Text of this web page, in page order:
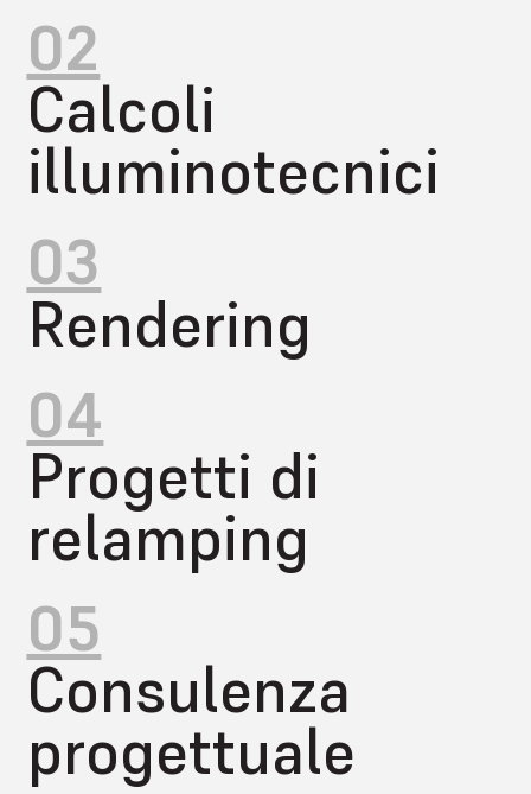
02
Calcoli
illuminotecnici
03
Rendering
04
Progetti di
relamping
05
Consulenza
progettuale